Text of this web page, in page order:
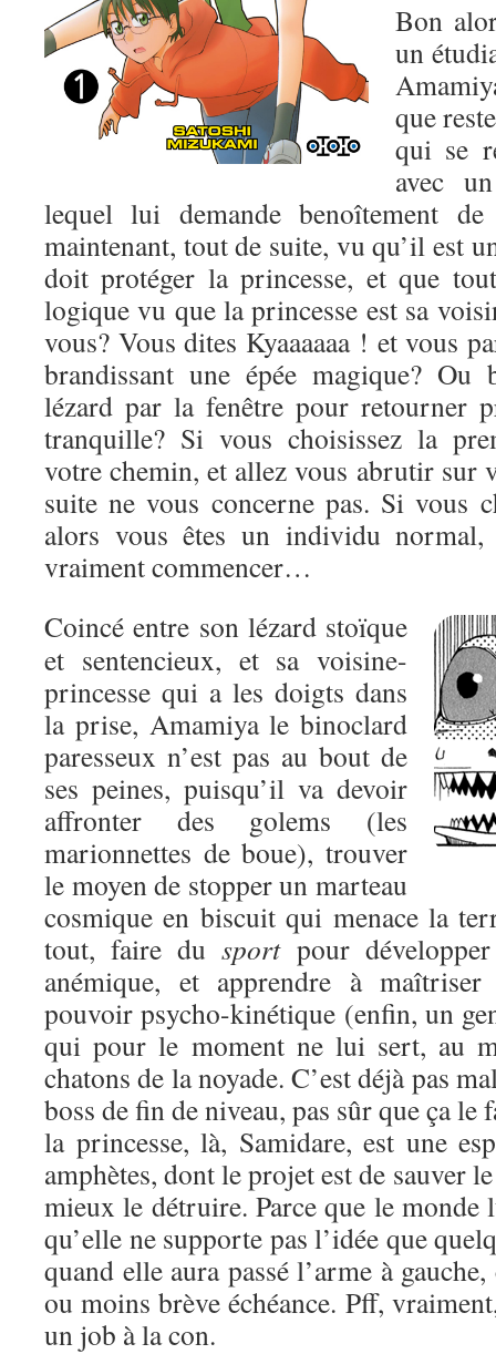
Bon
un
que
qui se
avec
lequel lui demande benoîtement
maintenant, tout de suite, vu qu’il est
doit protéger la princesse, et que
logique vu que la princesse est sa
vous? Vous dites Kyaaaaaa ! et vous
brandissant une épée magique? Ou
lézard par la fenêtre pour retourner
tranquille? Si vous choisissez la
votre chemin, et allez vous abrutir sur
suite ne vous concerne pas. Si vous
alors vous êtes un individu
vraiment commencer…
Coincé entre son lézard stoïque
et sentencieux, et sa voisine-
princesse qui a les doigts dans
la prise, Amamiya le binoclard
paresseux n’est pas au bout de
ses peines, puisqu’il va devoir
affronter des golems (les
marionnettes de boue), trouver
le moyen de stopper un marteau
cosmique en biscuit qui menace la
tout, faire dusportpour développer
anémique, et apprendre à
pouvoir psycho-kinétique (enfin, un
qui pour le moment ne lui sert, au
chatons de la noyade. C’est déjà pas
boss de fin de niveau, pas sûr que ça le
la princesse, là, Samidare, est une
amphètes, dont le projet est de sauver
mieux le détruire. Parce que le monde
qu’elle ne supporte pas l’idée que
quand elle aura passé l’arme à
ou moins brève échéance. Pff,
un job à la con.